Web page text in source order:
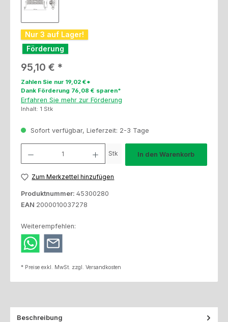
Nur 3 auf Lager!
Förderung
Regulärer Preis:
95,10 €
Zahlen Sie nur 19,02 €*
Dank Förderung 76,08 € sparen*
Erfahren Sie mehr zur Förderung
Inhalt: 1 Stk
Sofort verfügbar, Lieferzeit: 2-3 Tage
Stk In den Warenkorb
Zum Merkzettel hinzufügen
Produktnummer: 45300280
EAN 2000010037278
Weiterempfehlen:
* Preise exkl. MwSt. zzgl. Versandkosten
Beschreibung